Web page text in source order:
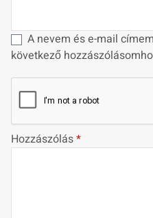
A nevem és e-mail
következő
Hozzászólás*